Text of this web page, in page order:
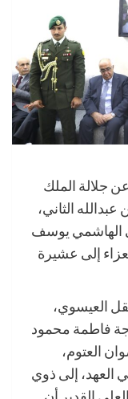
جلالة الملك
الثاني،
الهاشمي يوسف
إلى عشيرة
العيسوي،
فاطمة محمود
العتوم،
العهد، إلى ذوي